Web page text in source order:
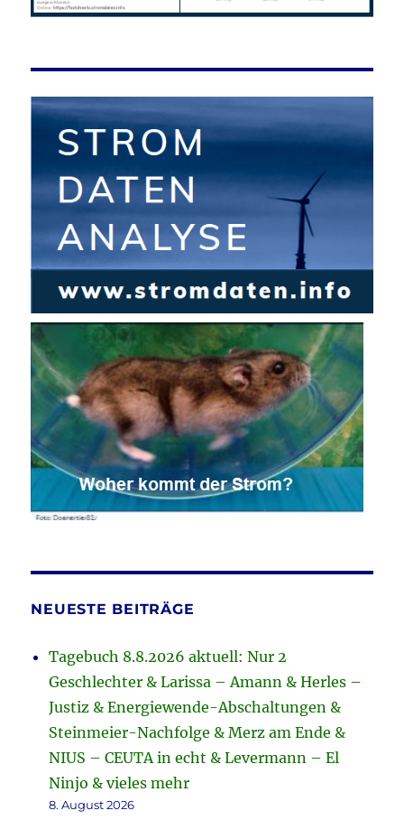
NEUESTE BEITRÄGE
Tagebuch 8.8.2026 aktuell: Nur 2
Geschlechter & Larissa – Amann & Herles –
Justiz & Energiewende-Abschaltungen &
Steinmeier-Nachfolge & Merz am Ende &
NIUS – CEUTA in echt & Levermann – El
Ninjo & vieles mehr
8. August 2026